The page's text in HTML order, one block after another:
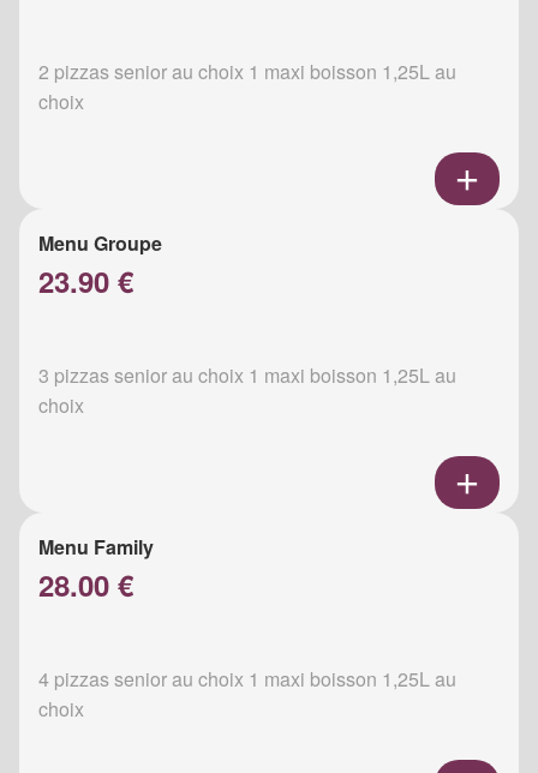
2 pizzas senior au choix 1 maxi boisson 1,25L au
choix
Menu Groupe
23.90 €
3 pizzas senior au choix 1 maxi boisson 1,25L au
choix
Menu Family
28.00 €
4 pizzas senior au choix 1 maxi boisson 1,25L au
choix